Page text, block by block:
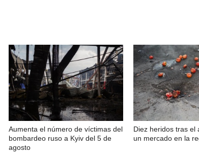
Aumenta el número de víctimas del
bombardeo ruso a Kyiv del 5 de
agosto
Diez heridos tras el
un mercado en la